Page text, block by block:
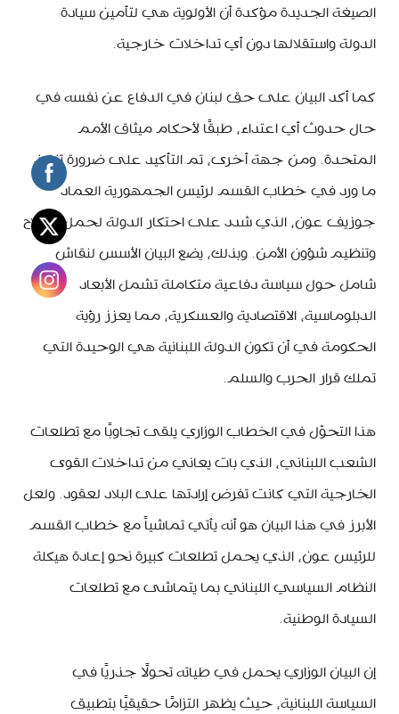
الصيغة الجديدة مؤكدة أن الأولوية هي لتأمين سيادة
الدولة واستقلالها دون أي تداخلات خارجية.
كما أكد البيان على حق لبنان في الدفاع عن نفسه في
حال حدوث أي اعتداء، طبقًا لأحكام ميثاق الأمم
المتحدة. ومن جهة أخرى، تم التأكيد على ضرورة تنفيذ
ما ورد في خطاب القسم لرئيس الجمهورية العماد
جوزيف عون، الذي شدد على احتكار الدولة لحمل السلاح
وتنظيم شؤون الأمن. وبذلك، يضع البيان الأسس لنقاش
شامل حول سياسة دفاعية متكاملة تشمل الأبعاد
الدبلوماسية، الاقتصادية والعسكرية، مما يعزز رؤية
الحكومة في أن تكون الدولة اللبنانية هي الوحيدة التي
تملك قرار الحرب والسلم.
هذا التحوّل في الخطاب الوزاري يلقى تجاوبًا مع تطلعات
الشعب اللبناني، الذي بات يعاني من تداخلات القوى
الخارجية التي كانت تفرض إرادتها على البلاد لعقود. ولعل
الأبرز في هذا البيان هو أنه يأتي تماشياً مع خطاب القسم
للرئيس عون، الذي يحمل تطلعات كبيرة نحو إعادة هيكلة
النظام السياسي اللبناني بما يتماشى مع تطلعات
السيادة الوطنية.
إن البيان الوزاري يحمل في طياته تحولًا جذريًا في
السياسة اللبنانية، حيث يظهر التزامًا حقيقيًا بتطبيق